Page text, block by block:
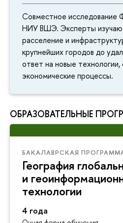
Совместное
НИУ ВШЭ. Эксперты
расселение и
крупнейших городов до
ответ на новые
экономические процессы.
ОБРАЗОВАТЕЛЬНЫЕ
БАКАЛАВРСКАЯ
География
и
технологии
4 года